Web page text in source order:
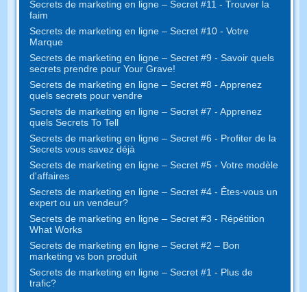
Secrets de marketing en ligne – Secret #11 - Trouver la
faim
Secrets de marketing en ligne – Secret #10 - Votre
Marque
Secrets de marketing en ligne – Secret #9 - Savoir quels
secrets prendre pour Your Grave!
Secrets de marketing en ligne – Secret #8 - Apprenez
quels secrets pour vendre
Secrets de marketing en ligne – Secret #7 - Apprenez
quels Secrets To Tell
Secrets de marketing en ligne – Secret #6 - Profiter de la
Secrets vous savez déjà
Secrets de marketing en ligne – Secret #5 - Votre modèle
d'affaires
Secrets de marketing en ligne – Secret #4 - Êtes-vous un
expert ou un vendeur?
Secrets de marketing en ligne – Secret #3 - Répétition
What Works
Secrets de marketing en ligne – Secret #2 – Bon
marketing vs bon produit
Secrets de marketing en ligne – Secret #1 - Plus de
trafic?